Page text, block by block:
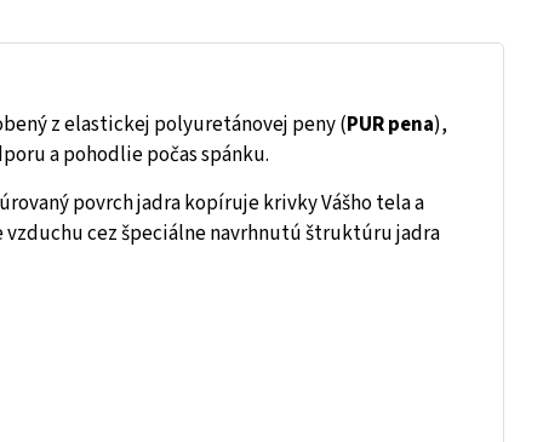
z elastickej polyuretánovej peny (PUR pena),
a pohodlie počas spánku.
povrch jadra kopíruje krivky Vášho tela a
cez špeciálne navrhnutú štruktúru jadra